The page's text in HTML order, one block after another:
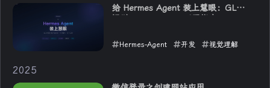
给 Hermes Agent 装上慧眼：GLM
Hermes-Agent 开发 视觉理解
2025